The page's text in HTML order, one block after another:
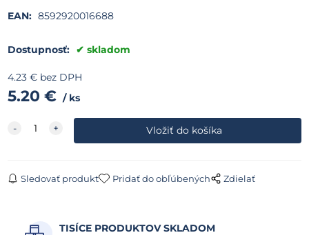
EAN: 8592920016688
Dostupnosť: skladom
4.23 € bez DPH
5.20 € ks
Sledovať produkt Pridať do obľúbených Zdielať
TISÍCE PRODUKTOV SKLADOM